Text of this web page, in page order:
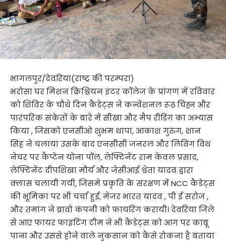
भागलपुर/देवरिया(राष्ट्र की परम्परा)
भरोसा घर मिशन क्रिश्चियन इंटर कॉलेज के प्रांगण में रविवार
को शिविर के चौथे दिन कैडेट्स ने कन्वेंशनल रूढ़ चिह्न और
पारंपरिक संकेतों के बारे में सीखा और मैप रीडिंग का अभ्यास
किया , जिसको एनसीओ शुभम थापा, आकाश गुरुंग, शान
सिंह ने चलाया उसके बाद एनसीसी जनरल और लिविंग विथ
नेचर पर कैप्टेन योना पॉल, लेफ्टिनेंट राम केवल प्रसाद,
लेफ्टिनेंट दीपशिखा मौर्य और जेसीआई श्वेता यादव द्वारा
क्लास चलायी गयी, जिसमे प्रकृति के संरक्षण में NCC कैडेट्स
की भूमिका पर भी चर्चा हुई, मेजर भारत यादव , पी ई सरोज ,
और तमांग ने ब्रावो कंपनी को फायरिंग करायी। देवरिया जिले
से आए फायर फाइटिंग टीम ने भी कैडेट्स को आग पर काबू
पाना और उससे होने वाले नुकसान को कैसे रोकना है बताया